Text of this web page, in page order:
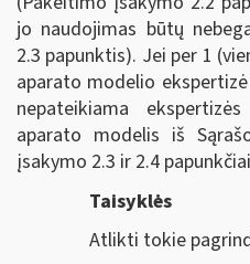
jo naudojimas būtų
2.3 papunktis). Jei per 1
aparato modelio
nepateikiama
aparato modelis iš
įsakymo 2.3 ir 2.4
Taisyklės
Atlikti tokie